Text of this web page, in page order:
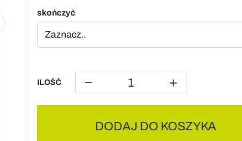
skończyć
ILOŚĆ
DODAJ DO KOSZYKA